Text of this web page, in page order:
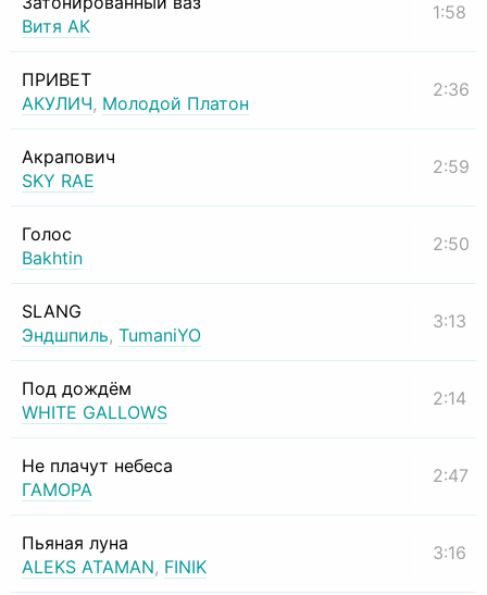
Витя АК
1:58
ПРИВЕТ
АКУЛИЧ, Молодой Платон
2:36
Акрапович
SKY RAE
2:59
Голос
Bakhtin
2:50
SLANG
Эндшпиль, TumaniYO
3:13
Под дождём
WHITE GALLOWS
2:14
Не плачут небеса
ГАМОРА
2:47
Пьяная луна
ALEKS ATAMAN, FINIK
3:16